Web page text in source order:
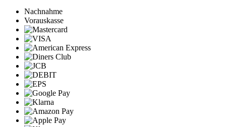
Nachnahme
Vorauskasse